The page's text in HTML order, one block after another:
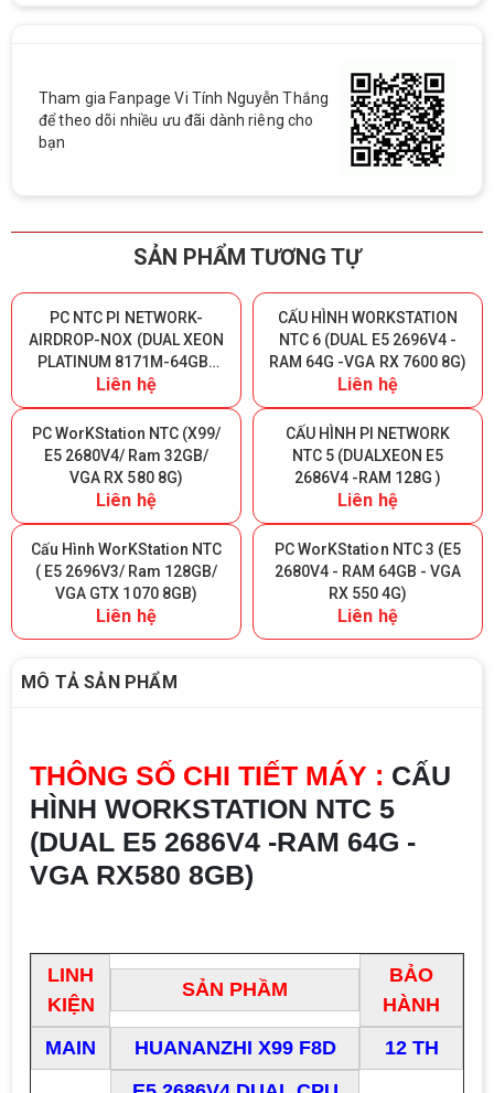
Tham gia Fanpage Vi Tính Nguyễn Thắng
để theo dõi nhiều ưu đãi dành riêng cho
bạn
SẢN PHẨM TƯƠNG TỰ
PC NTC PI NETWORK-
AIRDROP-NOX (DUAL XEON
PLATINUM 8171M-64GB-
SSD 1TB-1070-1000W)
Liên hệ
CẤU HÌNH WORKSTATION
NTC 6 (DUAL E5 2696V4 -
RAM 64G -VGA RX 7600 8G)
Liên hệ
PC WorKStation NTC (X99/
E5 2680V4/ Ram 32GB/
VGA RX 580 8G)
Liên hệ
CẤU HÌNH PI NETWORK
NTC 5 (DUALXEON E5
2686V4 -RAM 128G )
Liên hệ
Cấu Hình WorKStation NTC
( E5 2696V3/ Ram 128GB/
VGA GTX 1070 8GB)
Liên hệ
PC WorKStation NTC 3 (E5
2680V4 - RAM 64GB - VGA
RX 550 4G)
Liên hệ
MÔ TẢ SẢN PHẨM
THÔNG SỐ CHI TIẾT MÁY : CẤU
HÌNH WORKSTATION NTC 5
(DUAL E5 2686V4 -RAM 64G -
VGA RX580 8GB)
LINH
KIỆN
SẢN PHẦM
BẢO
HÀNH
MAIN
HUANANZHI X99 F8D
12 TH